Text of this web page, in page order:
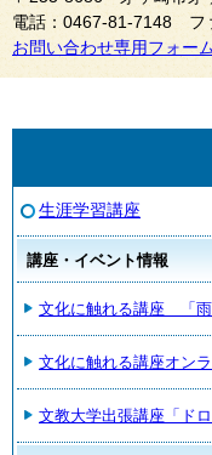
電話：0467-81-7148 フ
お問い合わせ専用フォー
生涯学習講座
講座・イベント情報
文化に触れる講座 「雨
文化に触れる講座オン
文教大学出張講座「ド